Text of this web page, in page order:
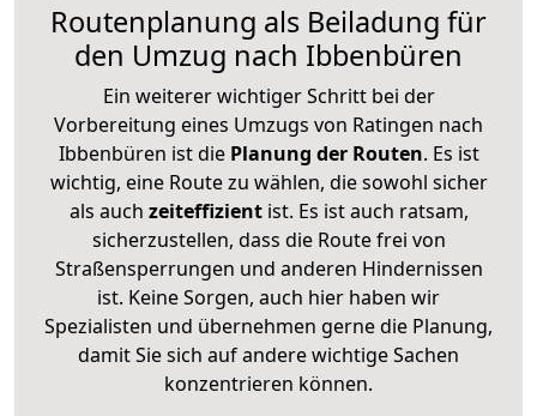
Routenplanung als Beiladung für
den Umzug nach Ibbenbüren
Ein weiterer wichtiger Schritt bei der
Vorbereitung eines Umzugs von Ratingen nach
Ibbenbüren ist diePlanung der Routen. Es ist
wichtig, eine Route zu wählen, die sowohl sicher
als auch zeiteffizientist. Es ist auch ratsam,
sicherzustellen, dass die Route frei von
Straßensperrungen und anderen Hindernissen
ist. Keine Sorgen, auch hier haben wir
Spezialisten und übernehmen gerne die Planung,
damit Sie sich auf andere wichtige Sachen
konzentrieren können.